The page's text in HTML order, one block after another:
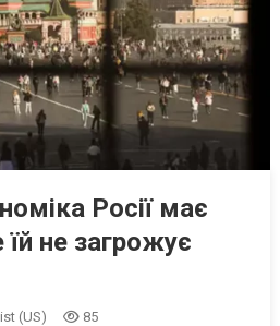
Росії має
не загрожує
(US) 85